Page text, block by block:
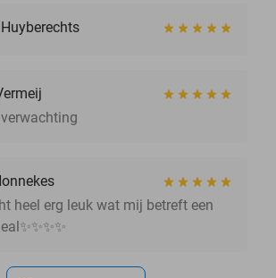
heel erg leuk wat mij betreft een